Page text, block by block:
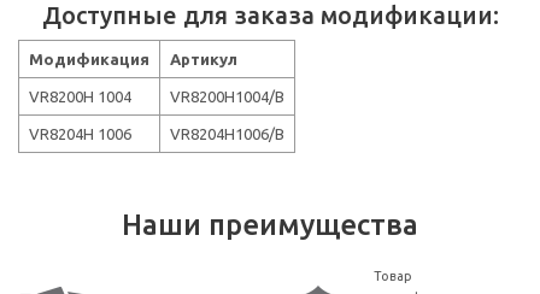
Доступные для заказа модификации:
Модификация Артикул
VR8200H 1004 VR8200H1004/B
VR8204H 1006 VR8204H1006/B
Наши преимущества
Товар